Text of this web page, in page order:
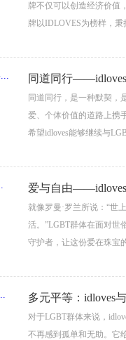
牌不仅可以创造经济价值
牌以IDLOVES为榜样，
求幸福，我们的世界终将
同道同行
同道同行，是一种默契，
爱、个体价值的道路上携
希望idloves能够继续与
爱与自由
就像罗曼·罗兰所说：“世
活。”LGBT群体在面对世
守护者，让这份爱在珠宝
多元平等：idloves
对于LGBT群体来说，
不再感到孤单和无助。它